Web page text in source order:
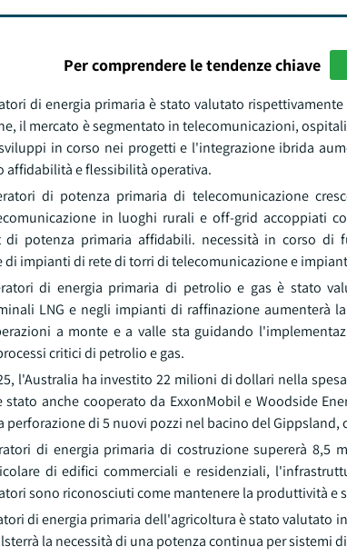
Per comprendere le tendenze chiave
di energia primaria è stato valutato
il mercato è segmentato in telecomunicazioni,
in corso nei progetti e l'integrazione ibrida
e flessibilità operativa.
di potenza primaria di telecomunicazione
in luoghi rurali e off-grid accoppiati
di potenza primaria affidabili. necessità in corso
di impianti di rete di torri di telecomunicazione e
di energia primaria di petrolio e gas è stato
LNG e negli impianti di raffinazione aumenterà
a monte e a valle sta guidando
critici di petrolio e gas.
l'Australia ha investito 22 milioni di dollari nella
anche cooperato da ExxonMobil e Woodside
perforazione di 5 nuovi pozzi nel bacino del
di energia primaria di costruzione supererà 8,5
di edifici commerciali e residenziali,
sono riconosciuti come mantenere la produttività
di energia primaria dell'agricoltura è stato valutato
la necessità di una potenza continua per